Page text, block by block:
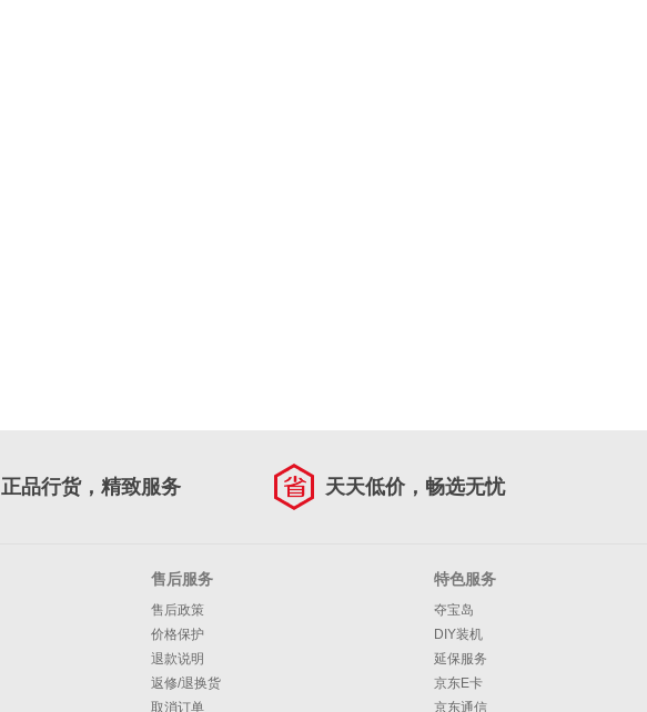
正品行货，精致服务 天天低价，畅选无忧
售后服务
售后政策
价格保护
退款说明
返修/退换货
取消订单
特色服务
夺宝岛
DIY装机
延保服务
京东E卡
京东通信